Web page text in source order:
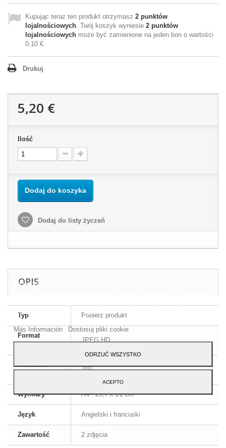
Kupując teraz ten produkt otrzymasz 2 punktów
lojalnościowych. Twój koszyk wyniesie 2 punktów
lojalnościowych może być zamienione na jeden bon o wartości
0,10 €.
Drukuj
5,20 €
Ilość
Dodaj do koszyka
Dodaj do listy życzeń
OPIS
Typ Pobierz produkt
Format
obrazu
JPEG HD
Formatów
ZIP
Wymiary A4 - 29,7 x 21 cm
Język Angielski i francuski
Zawartość 2 zdjęcia
Ta witryna korzysta z w?asnych plików cookie i plików cookie stron
nawigacja. Aby wyrazi? zgod? na jego u?ycie, naci?nij przycisk
Akceptuj.
Más Información
Dostosuj pliki cookie
ODRZUĆ WSZYSTKO
ACEPTO